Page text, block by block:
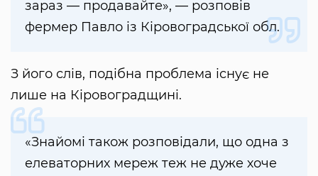
зараз — продавайте», — розповів
фермер Павло із Кіровоградської обл.
З його слів, подібна проблема існує не
лише на Кіровоградщині.
«Знайомі також розповідали, що одна з
елеваторних мереж теж не дуже хоче